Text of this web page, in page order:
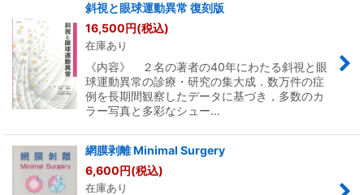
斜視と眼球運動異常 復刻版
16,500円(税込)
在庫あり
《内容》 ２名の著者の40年にわたる斜視と眼
球運動異常の診療・研究の集大成．数万件の症
例を長期間観察したデータに基づき，多数のカ
ラー写真と多彩なシュー…
網膜剥離 Minimal Surgery
6,600円(税込)
在庫あり